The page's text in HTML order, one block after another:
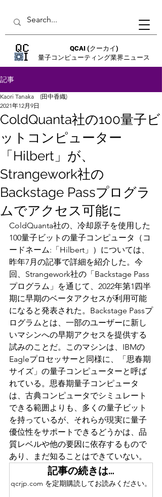
QCAI (クーカイ)
量子コンピューティング業界ニュース
記事
ColdQuanta社の100量子ビ
ットコンピューター
「Hilbert」が、
Strangework社の
Backstage Passプログラ
ムでアクセス可能に
Kaori Tanaka (田中香織)
2021年12月9日
ColdQuanta社の、冷却原子を使用した
100量子ビットの量子コンピュータ（コ
ードネーム:「Hilbert」）については、
昨年7月の記事で詳細を紹介した。今
回、Strangework社の「Backstage Pass
プログラム」を通じて、2022年第1四半
期に早期のベータアクセスが利用可能
になると発表された。Backstage Passプ
ログラムとは、一部のユーザーに新し
いマシンへの早期アクセスを提供する
試みのことだ。このマシンは、IBMの
Eagleプロセッサーと同様に、「思春期
サイズ」の量子コンピューターと呼ば
れている。思春期量子コンピュータ
は、古典コンピュータでシミュレート
できる範囲よりも、多くの量子ビット
を持っているが、それらが現実に量子
優位性をサポートできるどうかは、品
質レベルや他の要因に依存するもので
あり、まだ知ることはできていない。
記事の続きは…
qcrjp.com を定期購読してお読みください。